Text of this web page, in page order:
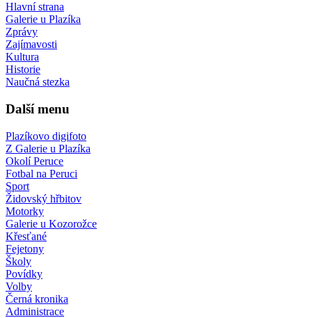
Hlavní strana
Galerie u Plazíka
Zprávy
Zajímavosti
Kultura
Historie
Naučná stezka
Další menu
Plazíkovo digifoto
Z Galerie u Plazíka
Okolí Peruce
Fotbal na Peruci
Sport
Židovský hřbitov
Motorky
Galerie u Kozorožce
Křesťané
Fejetony
Školy
Povídky
Volby
Černá kronika
Administrace